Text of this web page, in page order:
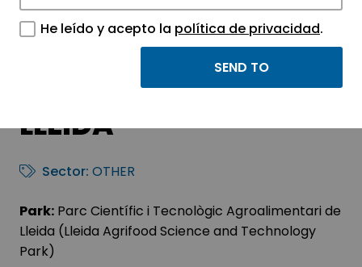
VOLUNTARIS
PROTECCIÓ CIVIL
LLEIDA
Sector: OTHER
Park: Parc Científic i Tecnològic Agroalimentari de
Lleida (Lleida Agrifood Science and Technology
Park)
He leído y acepto la política de privacidad.